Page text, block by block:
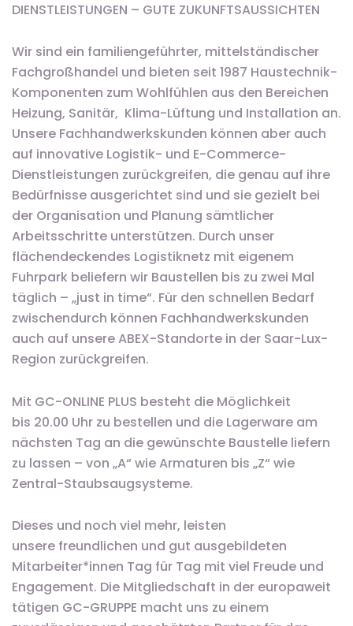
DIENSTLEISTUNGEN – GUTE ZUKUNFTSAUSSICHTEN
Wir sind ein familiengeführter, mittelständischer
Fachgroßhandel und bieten seit 1987 Haustechnik-
Komponenten zum Wohlfühlen aus den Bereichen
Heizung, Sanitär, Klima-Lüftung und Installation an.
Unsere Fachhandwerkskunden können aber auch
auf innovative Logistik- und E-Commerce-
Dienstleistungen zurückgreifen, die genau auf ihre
Bedürfnisse ausgerichtet sind und sie gezielt bei
der Organisation und Planung sämtlicher
Arbeitsschritte unterstützen. Durch unser
flächendeckendes Logistiknetz mit eigenem
Fuhrpark beliefern wir Baustellen bis zu zwei Mal
täglich – „just in time“. Für den schnellen Bedarf
zwischendurch können Fachhandwerkskunden
auch auf unsere ABEX-Standorte in der Saar-Lux-
Region zurückgreifen.
Mit GC-ONLINE PLUS besteht die Möglichkeit
bis 20.00 Uhr zu bestellen und die Lagerware am
nächsten Tag an die gewünschte Baustelle liefern
zu lassen – von „A“ wie Armaturen bis „Z“ wie
Zentral-Staubsaugsysteme.
Dieses und noch viel mehr, leisten
unsere freundlichen und gut ausgebildeten
Mitarbeiter*innen Tag für Tag mit viel Freude und
Engagement. Die Mitgliedschaft in der europaweit
tätigen GC-GRUPPE macht uns zu einem